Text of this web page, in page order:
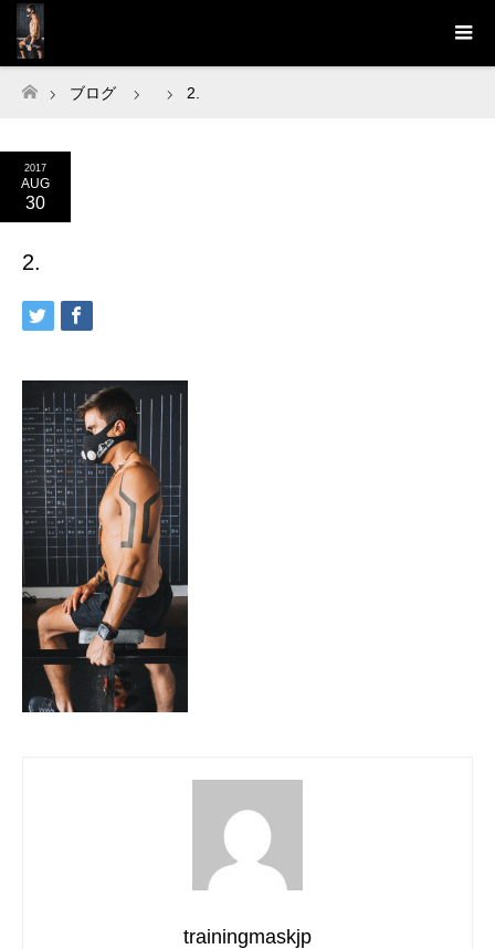
ホーム
ブログ 2.
2017
AUG
30
2.
trainingmaskjp